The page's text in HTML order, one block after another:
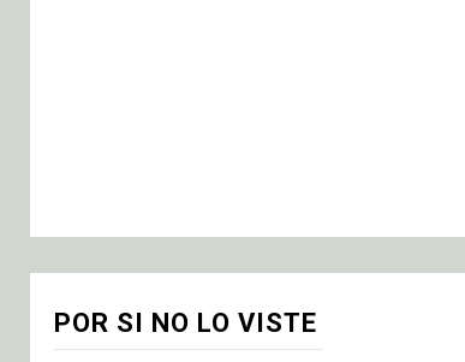
POR SI NO LO VISTE